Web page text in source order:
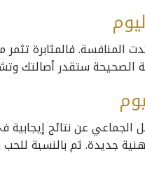
فالمثابرة تثمر
الصحيحة ستقدر أصالتك
عن نتائج إيجابية
جديدة. ثم بالنسبة للحب